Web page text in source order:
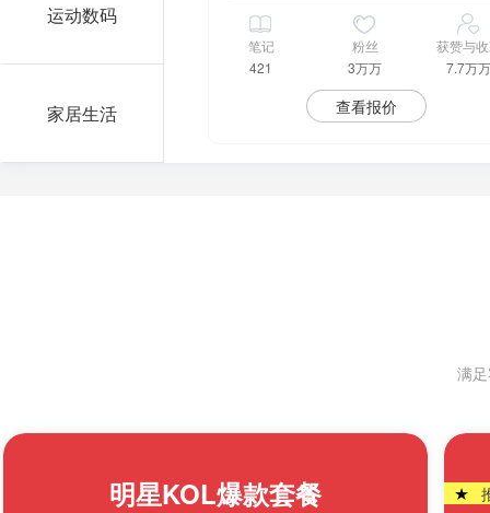
运动数码
家居生活
笔记
421
粉丝
3万万
获赞与
7.7万
查看报价
满
明星KOL爆款套餐